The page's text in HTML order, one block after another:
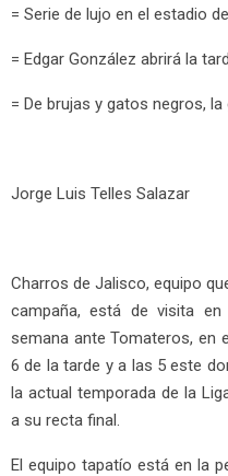
= Serie de lujo en el estadio
= Edgar González abrirá la
= De brujas y gatos negros,
Jorge Luis Telles Salazar
Charros de Jalisco, equipo
campaña, está de visita
semana ante Tomateros, en
6 de la tarde y a las 5 este
la actual temporada de la
a su recta final.
El equipo tapatío está en la